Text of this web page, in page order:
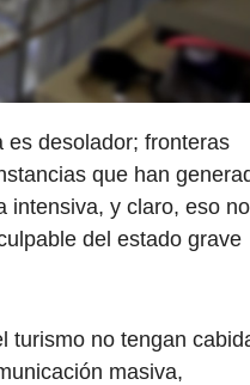
es desolador; fronteras
que han
intensiva, y claro, eso no
del estado grave
turismo no tengan
masiva,